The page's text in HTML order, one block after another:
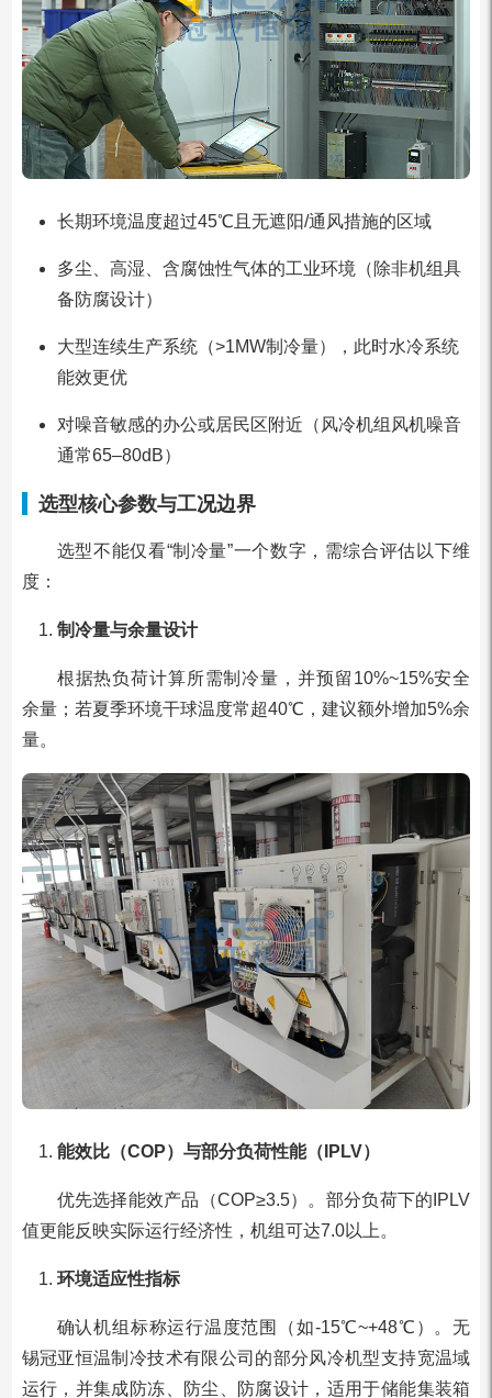
长期环境温度超过45℃且无遮阳/通风措施的区域
多尘、高湿、含腐蚀性气体的工业环境（除非机组具
备防腐设计）
大型连续生产系统（>1MW制冷量），此时水冷系统
能效更优
对噪音敏感的办公或居民区附近（风冷机组风机噪音
通常65–80dB）
选型核心参数与工况边界
选型不能仅看“制冷量”一个数字，需综合评估以下维
度：
制冷量与余量设计
根据热负荷计算所需制冷量，并预留10%~15%安全
余量；若夏季环境干球温度常超40℃，建议额外增加5%余
量。
能效比（COP）与部分负荷性能（IPLV）
优先选择能效产品（COP≥3.5）。部分负荷下的IPLV
值更能反映实际运行经济性，机组可达7.0以上。
环境适应性指标
确认机组标称运行温度范围（如-15℃~+48℃）。无
锡冠亚恒温制冷技术有限公司的部分风冷机型支持宽温域
运行，并集成防冻、防尘、防腐设计，适用于储能集装箱